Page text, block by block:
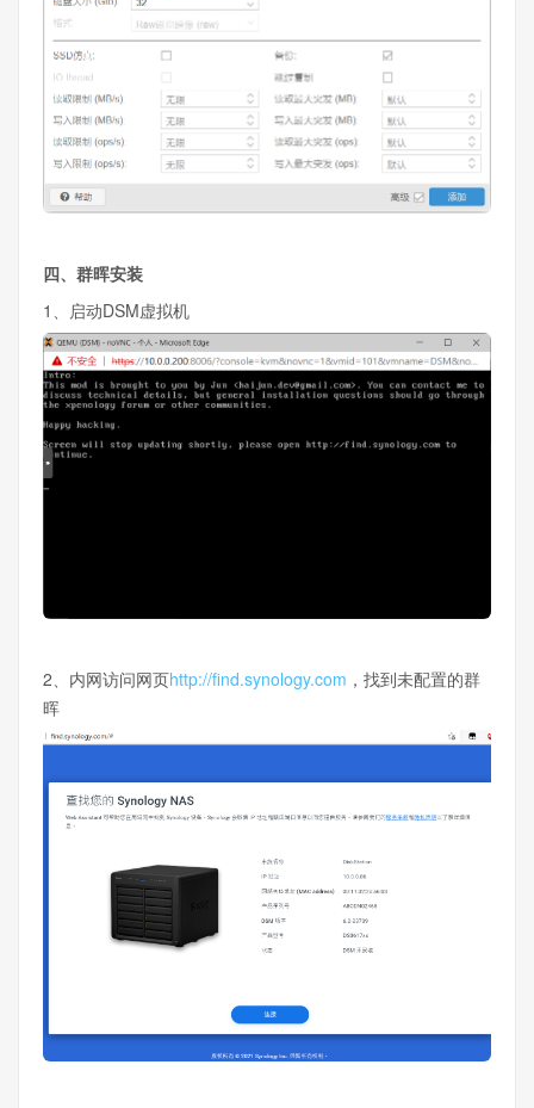
四、群晖安装
1、启动DSM虚拟机
2、内网访问网页http://find.synology.com ，找到未配置的群
晖